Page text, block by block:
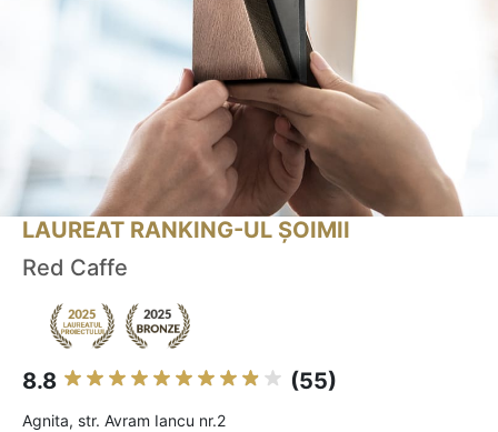
LAUREAT RANKING-UL ȘOIMII
Red Caffe
8.8 (55)
Agnita, str. Avram Iancu nr.2